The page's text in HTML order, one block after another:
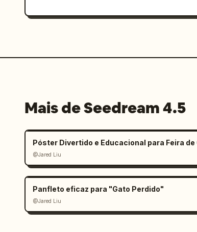
Mais de Seedream 4.5
@Jared Liu
Panfleto eficaz para "Gato Perdido"
@Jared Liu